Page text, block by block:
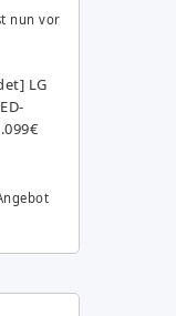
nun vor
LG